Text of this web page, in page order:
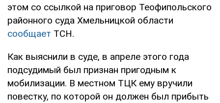
этом со ссылкой на приговор Теофипольского
районного суда Хмельницкой области
сообщает ТСН.
Как выяснили в суде, в апреле этого года
подсудимый был признан пригодным к
мобилизации. В местном ТЦК ему вручили
повестку, по которой он должен был прибыть